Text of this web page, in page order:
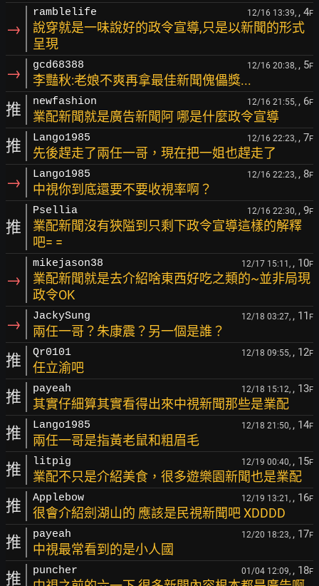
→
ramblelife 12/16 13:39, , 4F
說穿就是一味說好的政令宣導,只是以新聞的形式
呈現
→ gcd68388 12/16 20:38, , 5F
李豔秋:老娘不爽再拿最佳新聞傀儡獎...
推 newfashion 12/16 21:55, , 6F
業配新聞就是廣告新聞阿 哪是什麼政令宣導
推 Lango1985 12/16 22:23, , 7F
先後趕走了兩任一哥，現在把一姐也趕走了
→ Lango1985 12/16 22:23, , 8F
中視你到底還要不要收視率啊？
推
Psellia 12/16 22:30, , 9F
業配新聞沒有狹隘到只剩下政令宣導這樣的解釋
吧= =
→
mikejason38 12/17 15:11, , 10F
業配新聞就是去介紹啥東西好吃之類的~並非局現
政令OK
→ JackySung 12/18 03:27, , 11 F
兩任一哥？朱康震？另一個是誰？
推 Qr0101 12/18 09:55, , 12F
任立渝吧
推 payeah 12/18 15:12, , 13F
其實仔細算其實看得出來中視新聞那些是業配
推 Lango1985 12/18 21:50, , 14F
兩任一哥是指黃老鼠和粗眉毛
推 litpig 12/19 00:40, , 15F
業配不只是介紹美食，很多遊樂園新聞也是業配
推 Applebow 12/19 13:21, , 16F
很會介紹劍湖山的 應該是民視新聞吧 XDDDD
推 payeah 12/20 18:23, , 17F
中視最常看到的是小人國
推 puncher 01/04 12:09, , 18F